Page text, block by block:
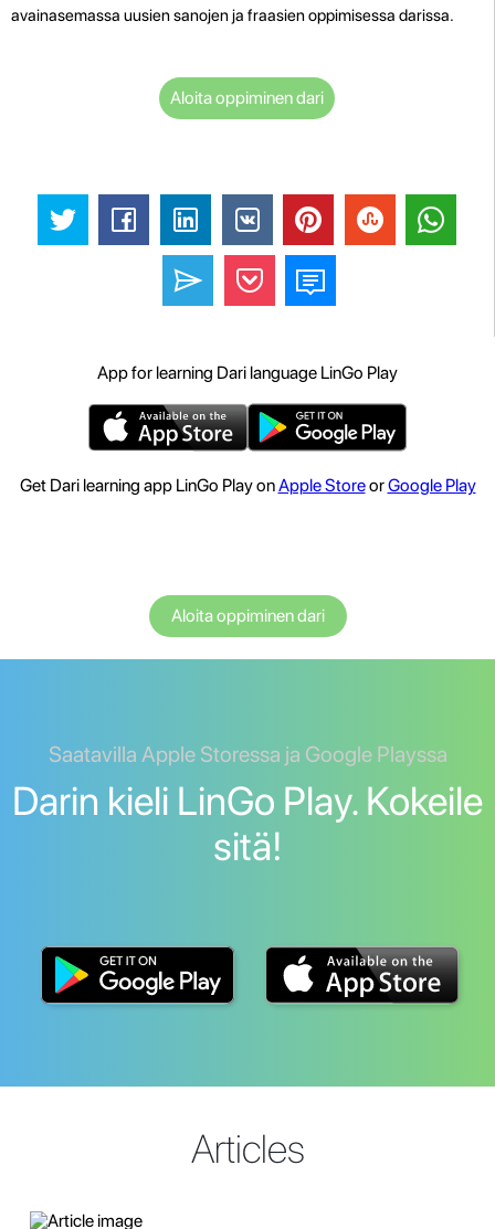
avainasemassa uusien sanojen ja fraasien oppimisessa darissa.
Aloita oppiminen dari
App for learning Dari language LinGo Play
Get Dari learning app LinGo Play onApple StoreorGoogle Play
Aloita oppiminen dari
Saatavilla Apple Storessa ja Google Playssa
Darin kieli LinGo Play. Kokeile
sitä!
Articles